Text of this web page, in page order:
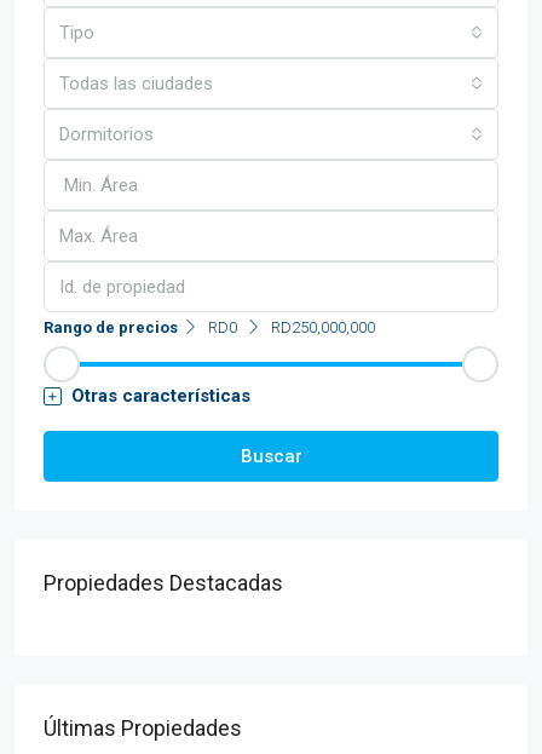
Tipo
Todas las ciudades
Dormitorios
Rango de precios RD0 RD250,000,000
Otras características
Buscar
Propiedades Destacadas
Últimas Propiedades